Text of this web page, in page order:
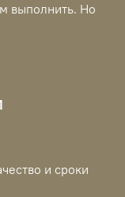
выполнить. Но
и сроки